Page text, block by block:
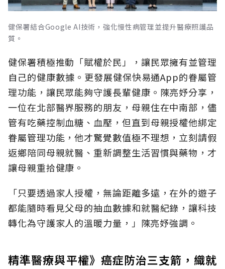
健保署結合Google AI技術，強化慢性病管理並提升醫療照護品
質。
健保署積極推動「賦權於民」，讓民眾擁有並管理
自己的健康數據。更發展健保快易通App的眷屬管
理功能，讓民眾能夠守護長輩健康。陳亮妤分享，
一位在北部醫界服務的朋友，母親住在中南部，儘
管有吃藥控制血糖、血壓，但直到母親授權他綁定
眷屬管理功能，他才驚覺數值極不理想，立刻請假
返鄉陪同母親就醫、重新調整生活習慣與藥物，才
讓母親重拾健康。
「只要透過家人授權，無論距離多遠，在外的遊子
都能隨時看見父母的抽血數據和就醫紀錄，讓科技
轉化為守護家人的溫暖力量，」陳亮妤強調。
精準醫療與平權》癌症防治三支箭，織就